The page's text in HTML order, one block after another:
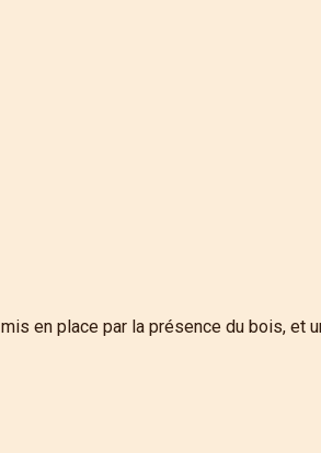
en place par la présence du bois,